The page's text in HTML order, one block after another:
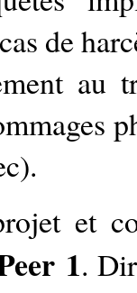
de
au
et
1.